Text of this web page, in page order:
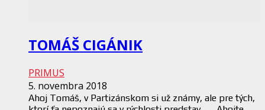
TOMÁŠ CIGÁNIK
PRIMUS
5. novembra 2018
Ahoj Tomáš, v Partizánskom si už známy, ale pre tých,